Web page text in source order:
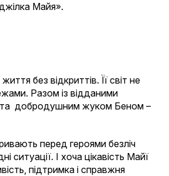
Майя».
без відкриттів. Її світ не
Разом із відданими
та добродушним жуком Беном –
перед героями безліч
ситуації. І хоча цікавість Майї
підтримка і справжня